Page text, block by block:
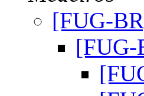
[FUG-
[FUG-